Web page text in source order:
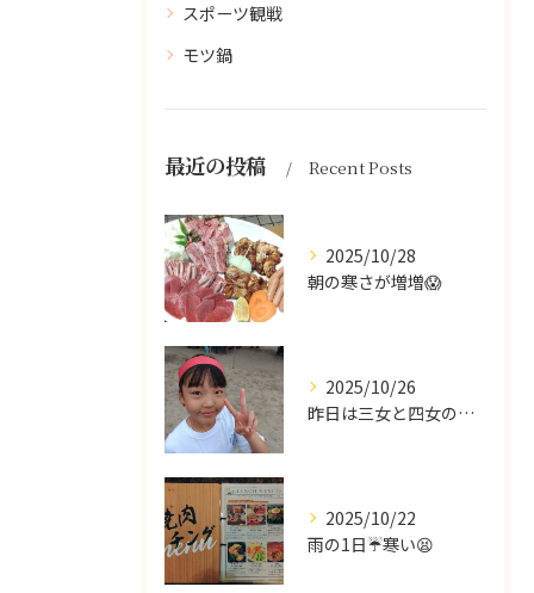
スポーツ観戦
モツ鍋
最近の投稿 Recent Posts
2025/10/28
朝の寒さが増増😱
2025/10/26
昨日は三女と四女の運動会🥰
2025/10/22
雨の1日☔寒い😫